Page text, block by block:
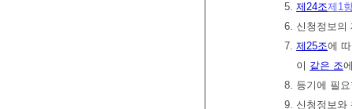
5. 제24조제1
6. 신청정보
7. 제25조에
이 같은 조
8. 등기에 필
9. 신청정보와